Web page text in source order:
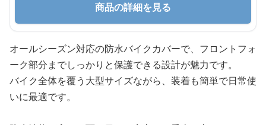
商品の詳細を見る
オールシーズン対応の防水バイクカバーで、フロントフォ
ーク部分までしっかりと保護できる設計が魅力です。
バイク全体を覆う大型サイズながら、装着も簡単で日常使
いに最適です。